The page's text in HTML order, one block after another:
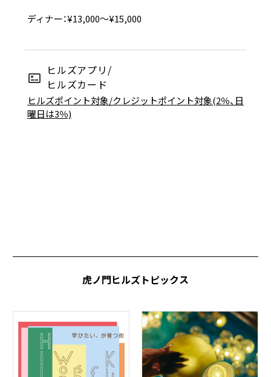
ディナー：¥13,000〜¥15,000
ヒルズアプリ/
ヒルズカード
ヒルズポイント対象/クレジットポイント対象(2％、日
曜日は3％)
虎ノ門ヒルズトピックス